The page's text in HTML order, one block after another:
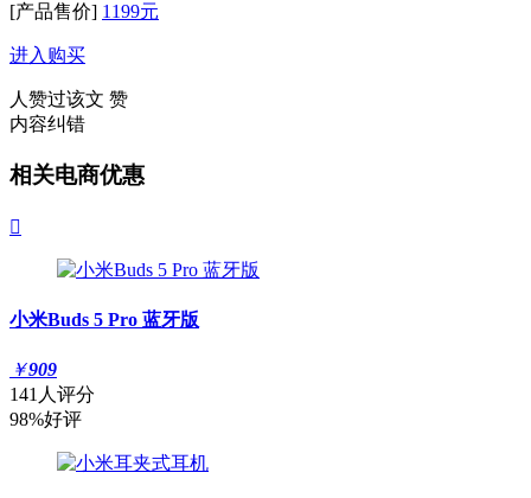
[产品售价] 1199元
进入购买
人赞过该文 赞
内容纠错
相关电商优惠

小米Buds 5 Pro 蓝牙版
￥909
141人评分
98%好评